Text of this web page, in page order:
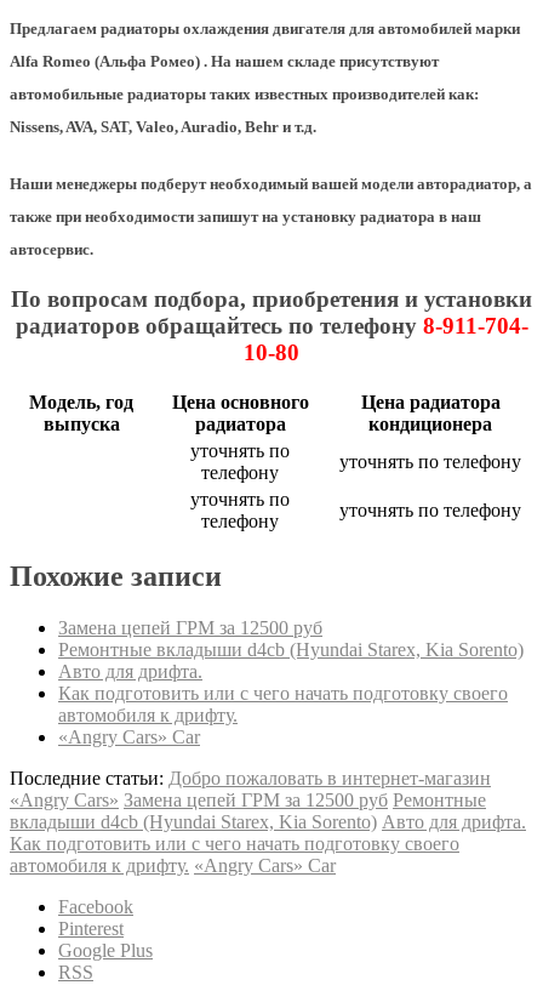
Предлагаем радиаторы охлаждения двигателя для автомобилей марки
Alfa Romeo (Альфа Ромео) . На нашем складе присутствуют
автомобильные радиаторы таких известных производителей как:
Nissens, AVA, SAT, Valeo, Auradio, Behr и т.д.
Наши менеджеры подберут необходимый вашей модели авторадиатор, а
также при необходимости запишут на установку радиатора в наш
автосервис.
По вопросам подбора, приобретения и установки
радиаторов обращайтесь по телефону8-911-704-
10-80
Модель, год
выпуска
Цена основного
радиатора
Цена радиатора
кондиционера
уточнять по
телефону
уточнять по телефону
уточнять по
телефону
уточнять по телефону
Похожие записи
Замена цепей ГРМ за 12500 руб
Ремонтные вкладыши d4cb (Hyundai Starex, Kia Sorento)
Авто для дрифта.
Как подготовить или с чего начать подготовку своего
автомобиля к дрифту.
«Angry Cars» Car
Последние статьи: Добро пожаловать в интернет-магазин
«Angry Cars» Замена цепей ГРМ за 12500 руб Ремонтные
вкладыши d4cb (Hyundai Starex, Kia Sorento) Авто для дрифта.
Как подготовить или с чего начать подготовку своего
автомобиля к дрифту. «Angry Cars» Car
Facebook
Pinterest
Google Plus
RSS